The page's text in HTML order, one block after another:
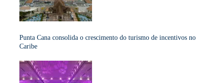
Punta Cana consolida o crescimento do turismo de incentivos no
Caribe